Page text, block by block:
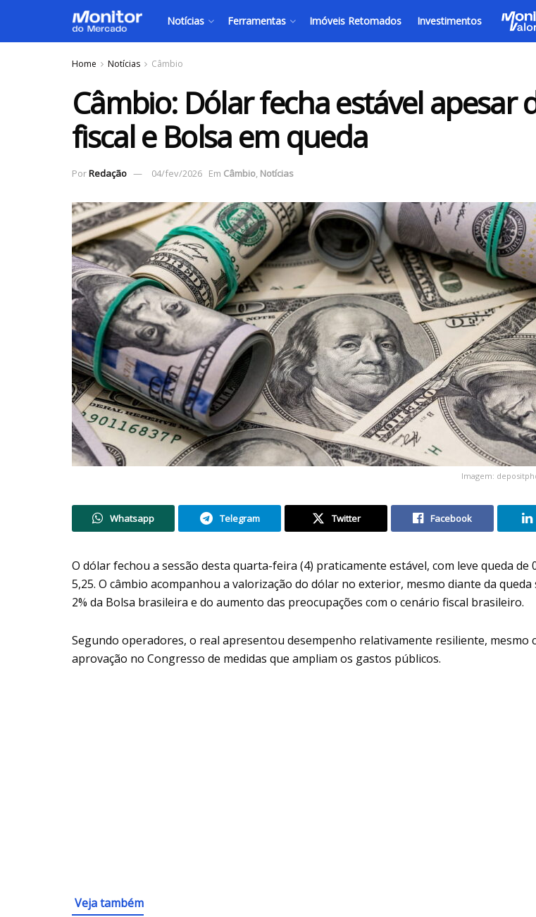
Notícias Ferramentas Imóveis Retomados Investimentos
Home Notícias Câmbio
Câmbio: Dólar fecha estável apesar
fiscal e Bolsa em queda
PorRedação 04/fev/2026 Em Câmbio, Notícias
Imagem:
Whatsapp Telegram Twitter Facebook
O dólar fechou a sessão desta quarta-feira (4) praticamente estável, com leve queda de
5,25. O câmbio acompanhou a valorização do dólar no exterior, mesmo diante da
2% da Bolsa brasileira e do aumento das preocupações com o cenário fiscal brasileiro.
Segundo operadores, o real apresentou desempenho relativamente resiliente, mesmo
aprovação no Congresso de medidas que ampliam os gastos públicos.
Veja também